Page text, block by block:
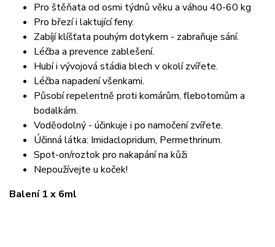
Pro štěňata od osmi týdnů věku a váhou 40-60 kg
Pro březí i laktující feny.
Zabíjí klíšťata pouhým dotykem - zabraňuje sání.
Léčba a prevence zablešení.
Hubí i vývojová stádia blech v okolí zvířete.
Léčba napadení všenkami.
Působí repelentně proti komárům, flebotomům a
bodalkám.
Voděodolný - účinkuje i po namočení zvířete.
Účinná látka: Imidaclopridum, Permethrinum.
Spot-on/roztok pro nakapání na kůži
Nepoužívejte u koček!
Balení 1 x 6ml